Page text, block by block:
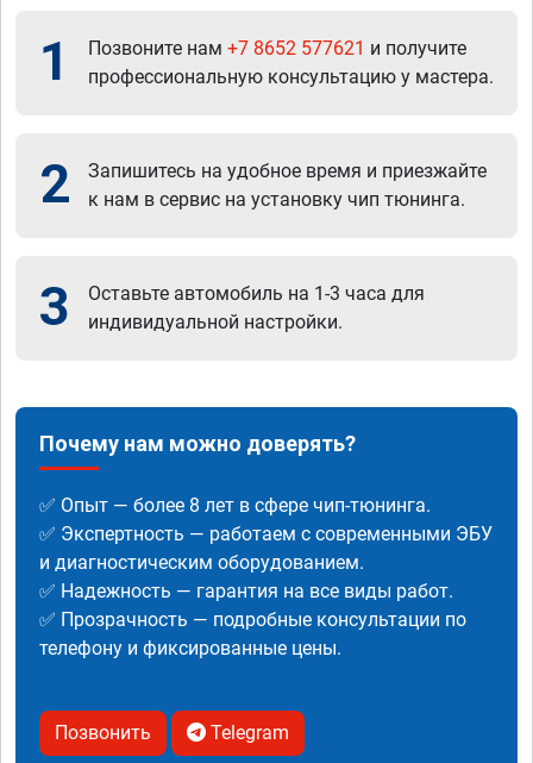
1 Позвоните нам +7 8652 577621 и получите
профессиональную консультацию у мастера.
2
Запишитесь на удобное время и приезжайте
к нам в сервис на установку чип тюнинга.
3
Оставьте автомобиль на 1-3 часа для
индивидуальной настройки.
Почему нам можно доверять?
✅ Опыт — более 8 лет в сфере чип-тюнинга.
✅ Экспертность — работаем с современными ЭБУ
и диагностическим оборудованием.
✅ Надежность — гарантия на все виды работ.
✅ Прозрачность — подробные консультации по
телефону и фиксированные цены.
Позвонить Telegram